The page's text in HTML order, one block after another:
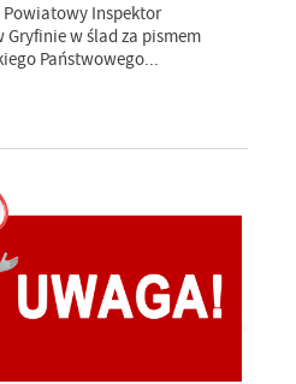
Powiatowy Inspektor
Gryfinie w ślad za pismem
Państwowego...